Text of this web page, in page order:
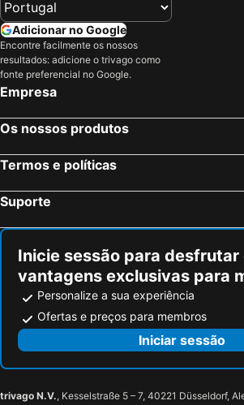
Adicionar no Google
Encontre facilmente os nossos
resultados: adicione o trivago como
fonte preferencial no Google.
Empresa
Os nossos produtos
Termos e políticas
Suporte
Inicie sessão para desfrutar
vantagens exclusivas para
Personalize a sua experiência
Ofertas e preços para membros
Iniciar sessão
trivago N.V., Kesselstraße 5 – 7, 40221 Düsseldorf,